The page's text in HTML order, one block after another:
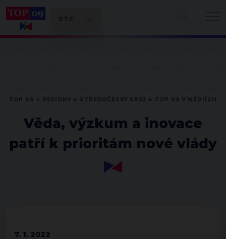
Věda, výzkum a inovace
patří k prioritám nové vlády
7. 1. 2022